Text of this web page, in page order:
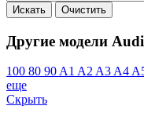
Искать Очистить
Другие модели
100 80 90 A1 A2 A3 A4
еще
Скрыть